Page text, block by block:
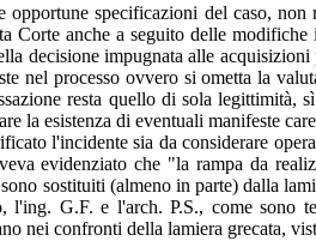
specificazioni del caso,
Corte anche a seguito delle
decisione impugnata alle
nel processo ovvero si ometta la
resta quello di sola
la esistenza di eventuali manifeste
l'incidente sia da considerare
evidenziato che "la rampa da
sostituiti (almeno in parte) dalla
G.F. e l'arch. P.S., come sono
nei confronti della lamiera grecata,